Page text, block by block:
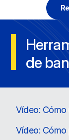
de
Vídeo: Cómo
Vídeo: Cómo